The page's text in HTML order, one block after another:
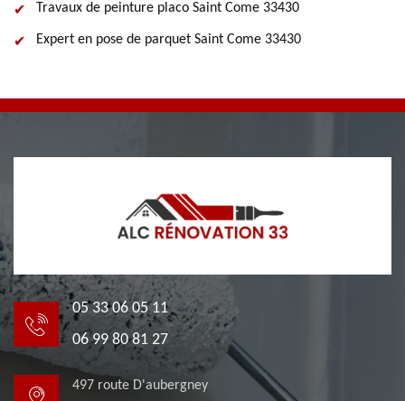
Travaux de peinture placo Saint Come 33430
Expert en pose de parquet Saint Come 33430
05 33 06 05 11
06 99 80 81 27
497 route D'aubergney